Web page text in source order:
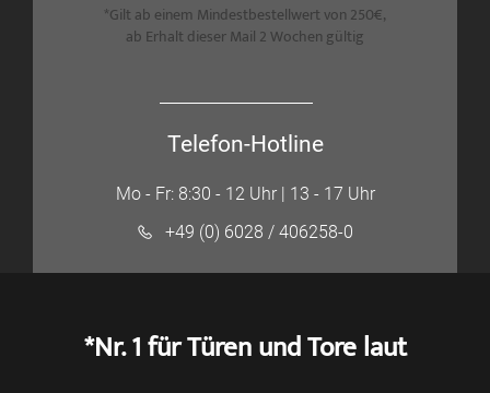
*Gilt ab einem Mindestbestellwert von 250€,
ab Erhalt dieser Mail 2 Wochen gültig
Telefon-Hotline
Mo - Fr: 8:30 - 12 Uhr | 13 - 17 Uhr
+49 (0) 6028 / 406258-0
*Nr. 1 für Türen und Tore laut